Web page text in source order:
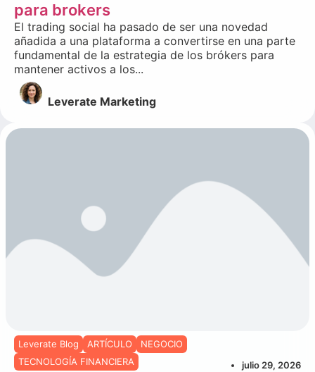
para brokers
El trading social ha pasado de ser una novedad
añadida a una plataforma a convertirse en una parte
fundamental de la estrategia de los brókers para
mantener activos a los...
Leverate Marketing
Leverate Blog ARTÍCULO
NEGOCIO
TECNOLOGÍA FINANCIERA
julio 29, 2026